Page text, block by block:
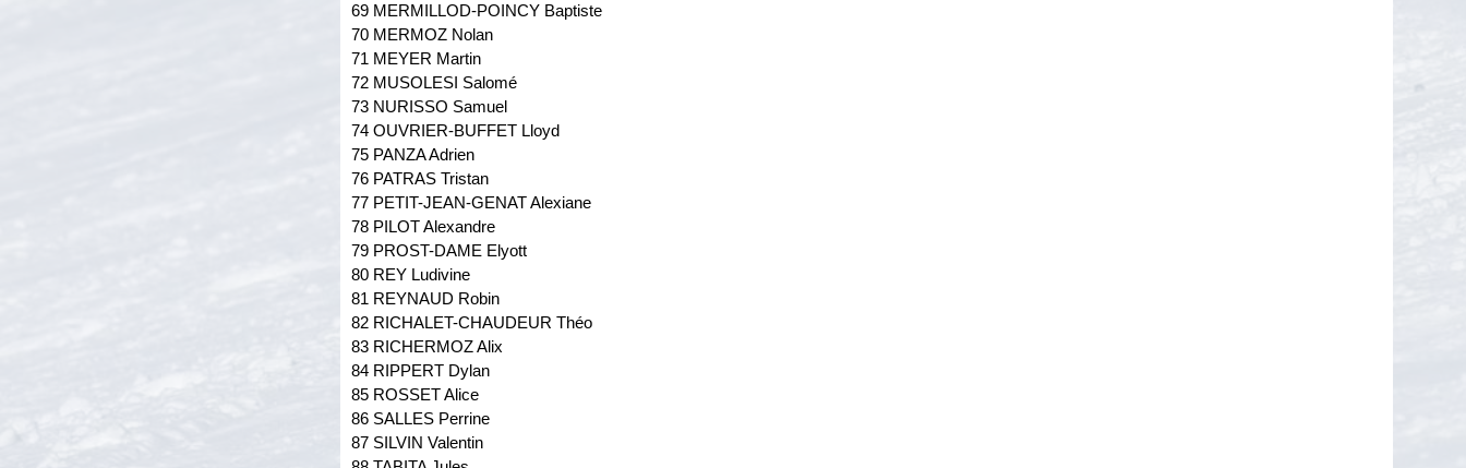
69 MERMILLOD-POINCY Baptiste
70 MERMOZ Nolan
71 MEYER Martin
72 MUSOLESI Salomé
73 NURISSO Samuel
74 OUVRIER-BUFFET Lloyd
75 PANZA Adrien
76 PATRAS Tristan
77 PETIT-JEAN-GENAT Alexiane
78 PILOT Alexandre
79 PROST-DAME Elyott
80 REY Ludivine
81 REYNAUD Robin
82 RICHALET-CHAUDEUR Théo
83 RICHERMOZ Alix
84 RIPPERT Dylan
85 ROSSET Alice
86 SALLES Perrine
87 SILVIN Valentin